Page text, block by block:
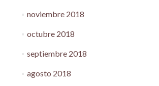
noviembre 2018
octubre 2018
septiembre 2018
agosto 2018